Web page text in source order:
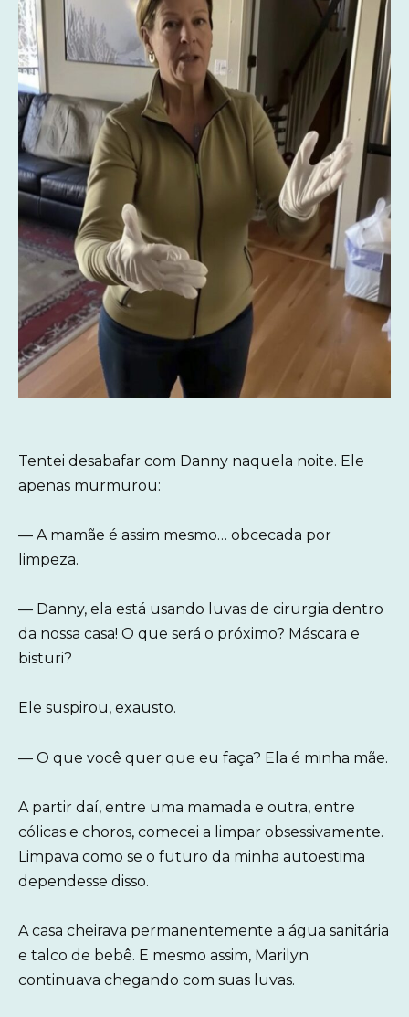
Tentei desabafar com Danny naquela noite. Ele
apenas murmurou:
— A mamãe é assim mesmo… obcecada por
limpeza.
— Danny, ela está usando luvas de cirurgia dentro
da nossa casa! O que será o próximo? Máscara e
bisturi?
Ele suspirou, exausto.
— O que você quer que eu faça? Ela é minha mãe.
A partir daí, entre uma mamada e outra, entre
cólicas e choros, comecei a limpar obsessivamente.
Limpava como se o futuro da minha autoestima
dependesse disso.
A casa cheirava permanentemente a água sanitária
e talco de bebê. E mesmo assim, Marilyn
continuava chegando com suas luvas.